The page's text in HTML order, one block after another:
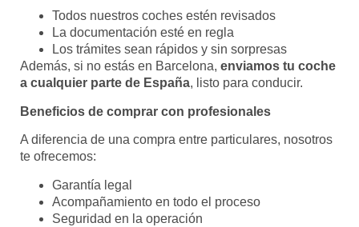
Todos nuestros coches estén revisados
La documentación esté en regla
Los trámites sean rápidos y sin sorpresas
Además, si no estás en Barcelona, enviamos tu coche
a cualquier parte de España, listo para conducir.
Beneficios de comprar con profesionales
A diferencia de una compra entre particulares, nosotros
te ofrecemos:
Garantía legal
Acompañamiento en todo el proceso
Seguridad en la operación